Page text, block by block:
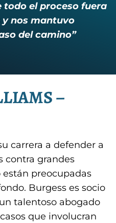
todo el proceso fuera
nos mantuvo
del camino”
–
carrera a defender a
contra grandes
están preocupadas
Burgess es socio
talentoso abogado
que involucran